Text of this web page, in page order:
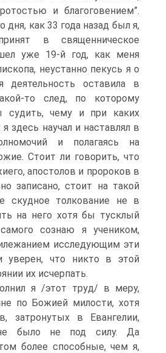
и благоговением”.
дня, как 33 года назад был я,
в священническое
уже 19-й год, как меня
неустанно пекусь я о
оставила в
то след, по которому
чему и при каких
здесь научал и наставлял в
и полагаясь на
Стоит ли говорить, что
апостолов и пророков в
записано, стоит на такой
скудное толкование не в
на него хотя бы тусклый
сознаю я учеником,
исследующим эти
уверен, что никто в этой
их исчерпать.
я /этот труд/ в меру,
по Божией милости, хотя
затронутых в Евангелии,
было не под силу. Да
более способные, чем я,